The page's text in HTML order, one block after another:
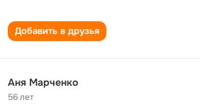
Добавить в друзья
Аня Марченко
56 лет